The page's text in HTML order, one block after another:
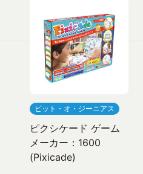
ビット・オ・ジーニアス
ピクシケード ゲーム
メーカー：1600
(Pixicade)